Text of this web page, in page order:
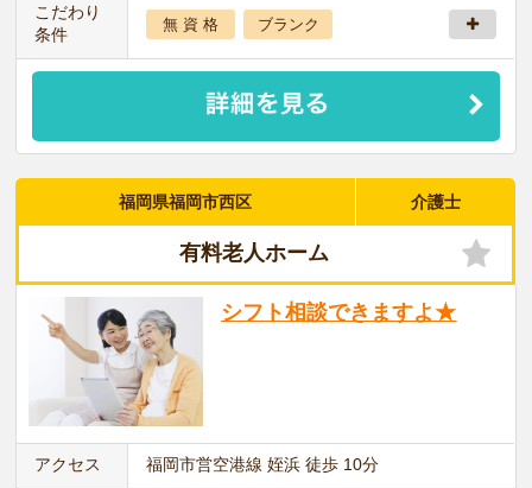
こだわり
条件
無 資 格 ブランク
福岡県福岡市西区 介護士
有料老人ホーム
シフト相談できますよ★
アクセス 福岡市営空港線 姪浜 徒歩 10分